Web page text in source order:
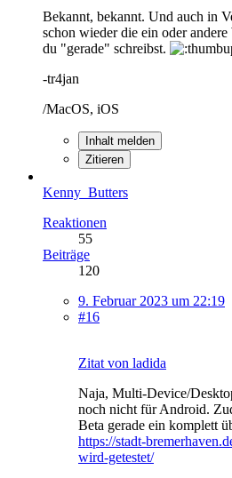
Bekannt, bekannt. Und auch in
schon wieder die ein oder
du "gerade" schreibst.
-tr4jan
/MacOS, iOS
Inhalt melden
Zitieren
Kenny_Butters
Reaktionen
55
Beiträge
120
9. Februar 2023 um 22:19
#16
Zitat von ladida
Naja, Multi-Device/
noch nicht für Android.
Beta gerade ein komplett
https://stadt-
wird-getestet/